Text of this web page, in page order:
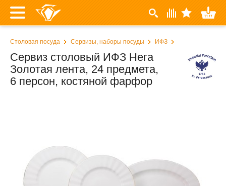
Столовая посуда Сервизы, наборы посуды ИФЗ
Сервиз столовый ИФЗ Нега
Золотая лента, 24 предмета,
6 персон, костяной фарфор